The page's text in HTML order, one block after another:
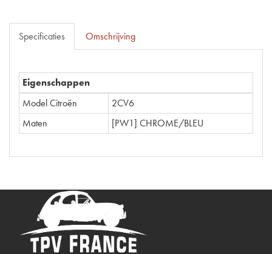
Specificaties Omschrijving
Eigenschappen
Model Citroën
2CV6
Maten
[PW1] CHROME/BLEU